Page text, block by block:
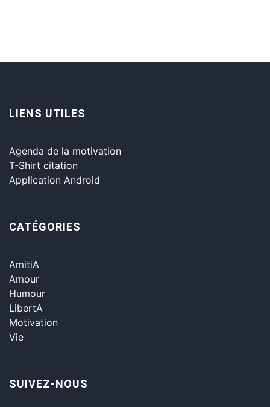
LIENS UTILES
Agenda de la motivation
T-Shirt citation
Application Android
CATÉGORIES
AmitiA
Amour
Humour
LibertA
Motivation
Vie
SUIVEZ-NOUS